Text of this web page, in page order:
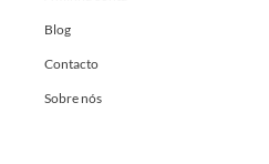
Blog
Contacto
Sobre nós